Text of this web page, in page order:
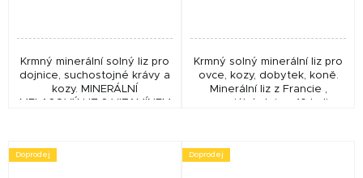
Krmný minerální solný liz pro
dojnice, suchostojné krávy a
kozy. MINERÁLNÍ
Krmný solný minerální liz pro
ovce, kozy, dobytek, koně.
Minerální liz z Francie ,
Doprodej Doprodej